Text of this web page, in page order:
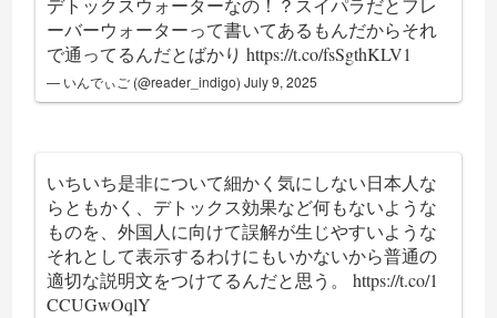
デトックスウォーターなの！？スイパラだとフレ
ーバーウォーターって書いてあるもんだからそれ
で通ってるんだとばかりhttps://t.co/fsSgthKLV1
— いんでぃご (@reader_indigo)July 9, 2025
いちいち是非について細かく気にしない日本人な
らともかく、デトックス効果など何もないような
ものを、外国人に向けて誤解が生じやすいような
それとして表示するわけにもいかないから普通の
適切な説明文をつけてるんだと思う。https://t.co/1
CCUGwOqlY